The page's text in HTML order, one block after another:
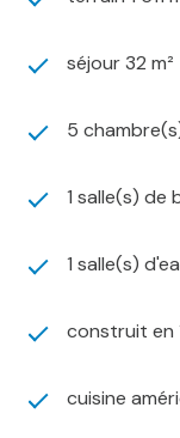
séjour 32 m²
5
1 salle(s) de
1 salle(s)
construit en
cuisine